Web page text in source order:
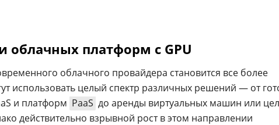
облачных платформ с GPU
облачного провайдера становится все более
использовать целый спектр различных решений — от
и платформ PaaS до аренды виртуальных машин или
действительно взрывной рост в этом направлении